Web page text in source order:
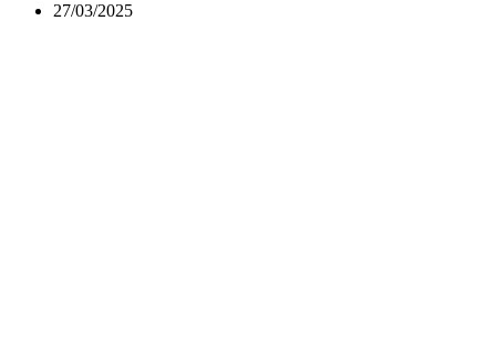
27/03/2025